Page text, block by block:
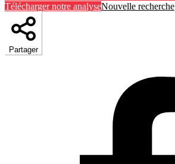
Télécharger notre analyseNouvelle recherche
Partager